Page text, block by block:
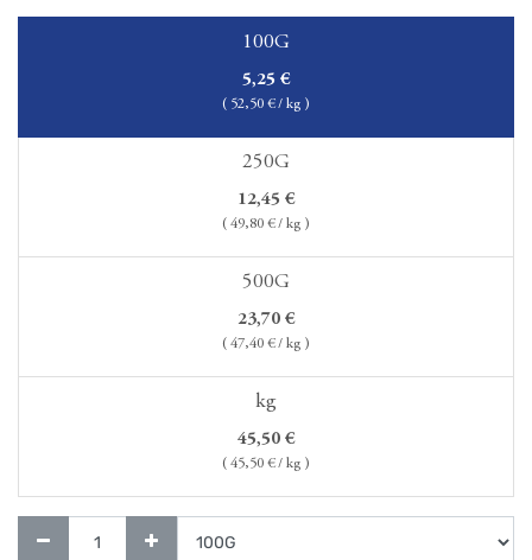
100G
5,25 €
( 52,50 € / kg )
250G
12,45 €
( 49,80 € / kg )
500G
23,70 €
( 47,40 € / kg )
kg
45,50 €
( 45,50 € / kg )